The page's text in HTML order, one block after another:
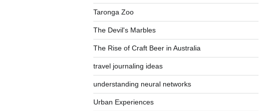
Taronga Zoo
The Devil's Marbles
The Rise of Craft Beer in Australia
travel journaling ideas
understanding neural networks
Urban Experiences